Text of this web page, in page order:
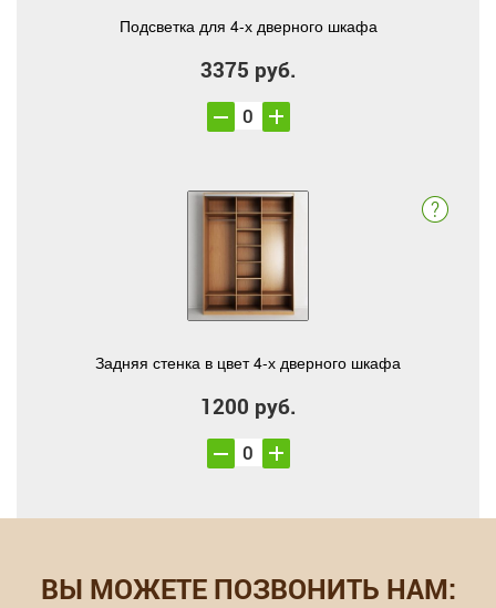
Подсветка для 4-х дверного шкафа
3375 руб.
Задняя стенка в цвет 4-х дверного шкафа
1200 руб.
ВЫ МОЖЕТЕ ПОЗВОНИТЬ НАМ: